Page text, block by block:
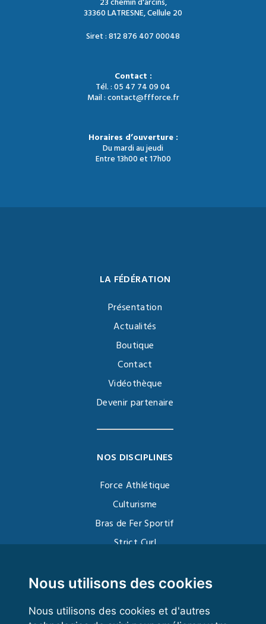
Nous utilisons des cookies
Nous utilisons des cookies et d'autres
23 chemin d'arcins,
33360 LATRESNE, Cellule 20
Siret : 812 876 407 00048
Contact :
Tél. : 05 47 74 09 04
Mail : contact@ffforce.fr
Horaires d’ouverture :
Du mardi au jeudi
Entre 13h00 et 17h00
LA FÉDÉRATION
Présentation
Actualités
Boutique
Contact
Vidéothèque
Devenir partenaire
NOS DISCIPLINES
Force Athlétique
Culturisme
Bras de Fer Sportif
Strict Curl
Kettlebell